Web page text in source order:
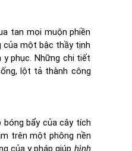
tan mọi muộn phiền
của một bậc thầy tịnh
phục. Những chi tiết
lột tả thành công
bẩy của cây tích
trên một phông nền
của y pháp giúp hình